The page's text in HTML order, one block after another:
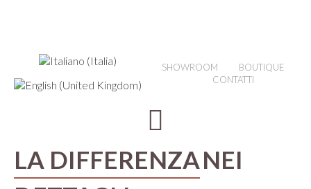
SHOWROOM
BOUTIQUE
CONTATTI
LA DIFFERENZANEI